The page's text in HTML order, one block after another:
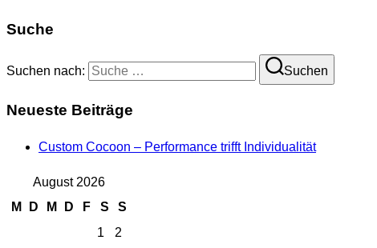
Suche
Suchen nach: Suchen
Neueste Beiträge
Custom Cocoon – Performance trifft Individualität
August 2026
M
D M D F S
S
1
2